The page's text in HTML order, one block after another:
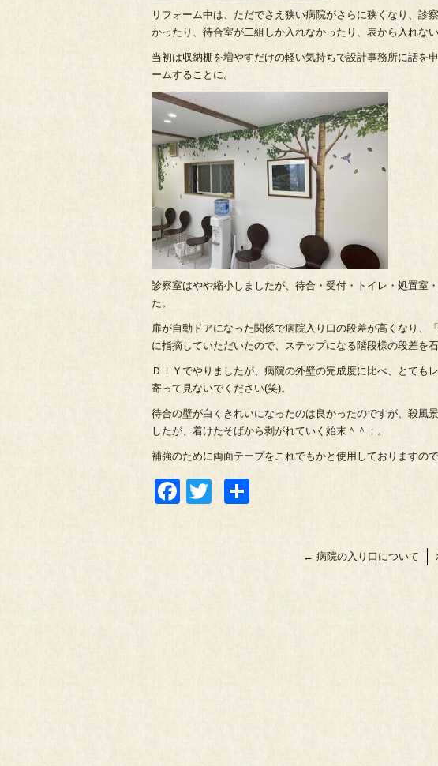
リフォーム中は、ただでさえ狭い病院がさらに狭くなり、診
かったり、待合室が二組しか入れなかったり、表から入れな
当初は収納棚を増やすだけの軽い気持ちで設計事務所に話を
ームすることに。
診察室はやや縮小しましたが、待合・受付・トイレ・処置室
た。
扉が自動ドアになった関係で病院入り口の段差が高くなり、
に指摘していただいたので、ステップになる階段様の段差を
ＤＩＹでやりましたが、病院の外壁の完成度に比べ、とても
寄って見ないでください(笑)。
待合の壁が白くきれいになったのは良かったのですが、殺風
したが、着けたそばから剥がれていく始末＾＾；。
補強のために両面テープをこれでもかと使用しておりますの
Facebook
Twitter
← 病院の入り口について